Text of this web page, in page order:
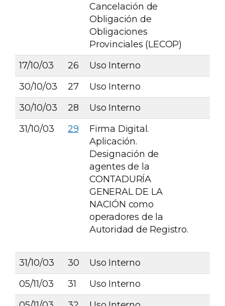
Cancelación de
Obligación de
Obligaciones
Provinciales (LECOP)
17/10/03
26
Uso Interno
30/10/03
27
Uso Interno
30/10/03
28
Uso Interno
31/10/03
29
Firma Digital.
Aplicación.
Designación de
agentes de la
CONTADURÍA
GENERAL DE LA
NACIÓN como
operadores de la
Autoridad de Registro.
31/10/03 30
Uso Interno
05/11/03
31
Uso Interno